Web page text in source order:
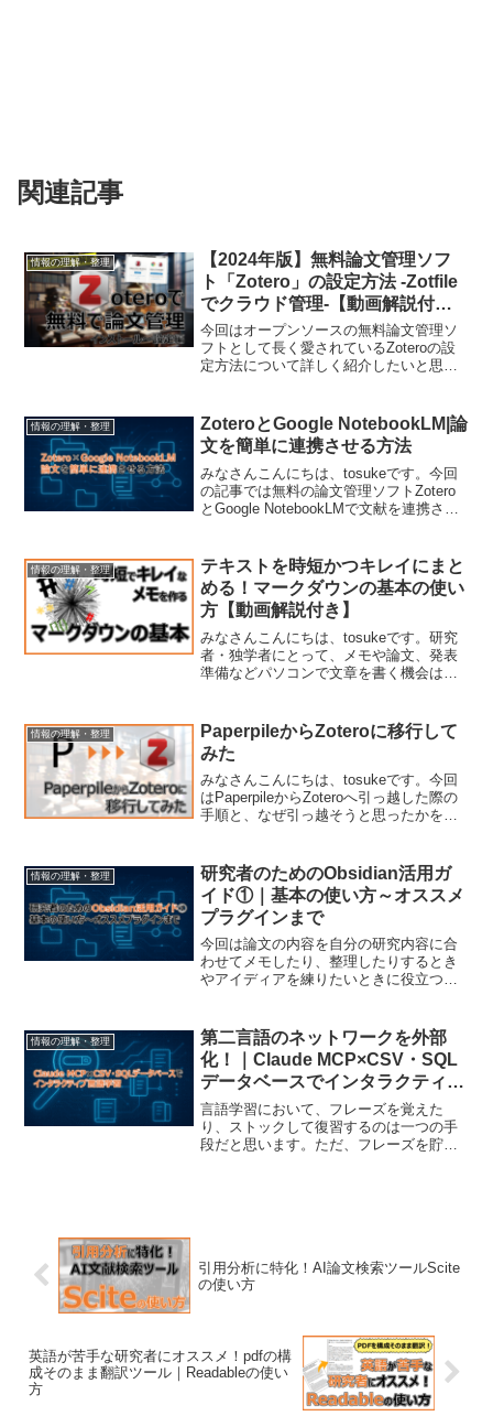
関連記事
情報の理解・整理
【2024年版】無料論文管理ソフ
ト「Zotero」の設定方法 -Zotfile
でクラウド管理-【動画解説付
き】
今回はオープンソースの無料論文管理ソ
フトとして長く愛されているZoteroの設
定方法について詳しく紹介したいと思い
フトである一方ある程度は設定を自分で
やらなければいけな...
情報の理解・整理
ZoteroとGoogle NotebookLM|論
文を簡単に連携させる方法
みなさんこんにちは、tosukeです。今回
の記事では無料の論文管理ソフトZotero
とGoogle NotebookLMで文献を連携させ
らをどうぞ。Zoter...
情報の理解・整理
テキストを時短かつキレイにまと
める！マークダウンの基本の使い
方【動画解説付き】
みなさんこんにちは、tosukeです。研究
者・独学者にとって、メモや論文、発表
準備などパソコンで文章を書く機会は多
なく、段落や見出し、箇条書きなど構成
を意識したテキストが...
情報の理解・整理
PaperpileからZoteroに移行して
みた
みなさんこんにちは、tosukeです。今回
はPaperpileからZoteroへ引っ越した際の
手順と、なぜ引っ越そうと思ったかを合
管理ソフトであれば、公式...
情報の理解・整理
研究者のためのObsidian活用ガ
イド①｜基本の使い方～オススメ
プラグインまで
今回は論文の内容を自分の研究内容に合
わせてメモしたり、整理したりするとき
やアイディアを練りたいときに役立つメ
式のテキストを整理するのに重宝するツ
ールです...
情報の理解・整理
第二言語のネットワークを外部
化！｜Claude MCP×CSV・SQL
データベースでインタラクティブ
言語学習
言語学習において、フレーズを覚えた
り、ストックして復習するのは一つの手
段だと思います。ただ、フレーズを貯め
引用分析に特化！AI論文検索ツールScite
の使い方
英語が苦手な研究者にオススメ！pdfの構
成そのまま翻訳ツール｜Readableの使い
方